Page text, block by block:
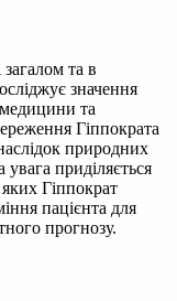
та в
значення
та
Гіппократа
природних
приділяється
Гіппократ
пацієнта для
прогнозу.